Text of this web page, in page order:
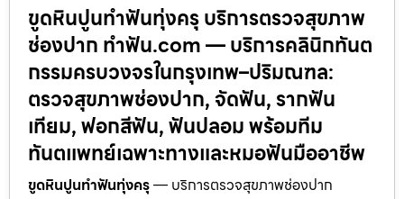
ขูดหินปูนทำฟันทุ่งครุ บริการตรวจสุขภาพ
ช่องปาก ทำฟัน.com — บริการคลินิกทันต
กรรมครบวงจรในกรุงเทพ–ปริมณฑล:
ตรวจสุขภาพช่องปาก, จัดฟัน, รากฟัน
เทียม, ฟอกสีฟัน, ฟันปลอม พร้อมทีม
ทันตแพทย์เฉพาะทางและหมอฟันมืออาชีพ
ขูดหินปูนทำฟันทุ่งครุ— บริการตรวจสุขภาพช่องปาก